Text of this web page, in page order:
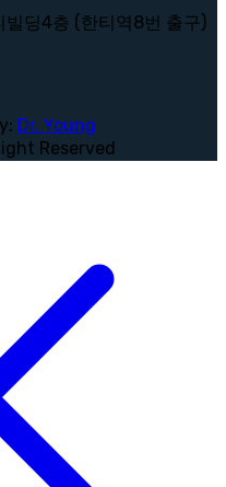
빌딩4층 (한티역8번 출구)
Dr. Young
Reserved